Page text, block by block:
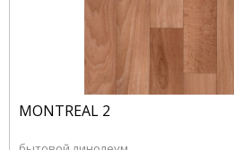
MONTREAL 2